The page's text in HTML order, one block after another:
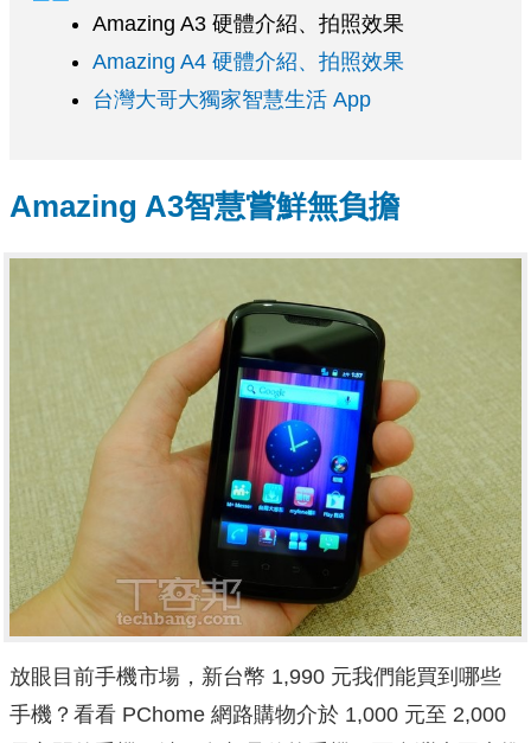
Amazing A3 硬體介紹、拍照效果
Amazing A4 硬體介紹、拍照效果
台灣大哥大獨家智慧生活 App
Amazing A3智慧嘗鮮無負擔
放眼目前手機市場，新台幣 1,990 元我們能買到哪些
手機？看看 PChome 網路購物介於 1,000 元至 2,000